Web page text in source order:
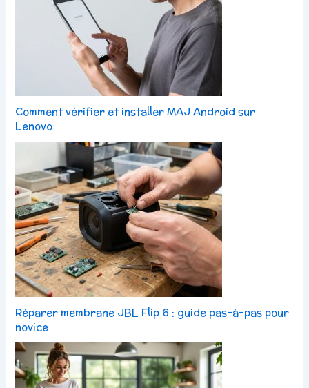
Comment vérifier et installer MAJ Android sur
Lenovo
Réparer membrane JBL Flip 6 : guide pas-à-pas pour
novice